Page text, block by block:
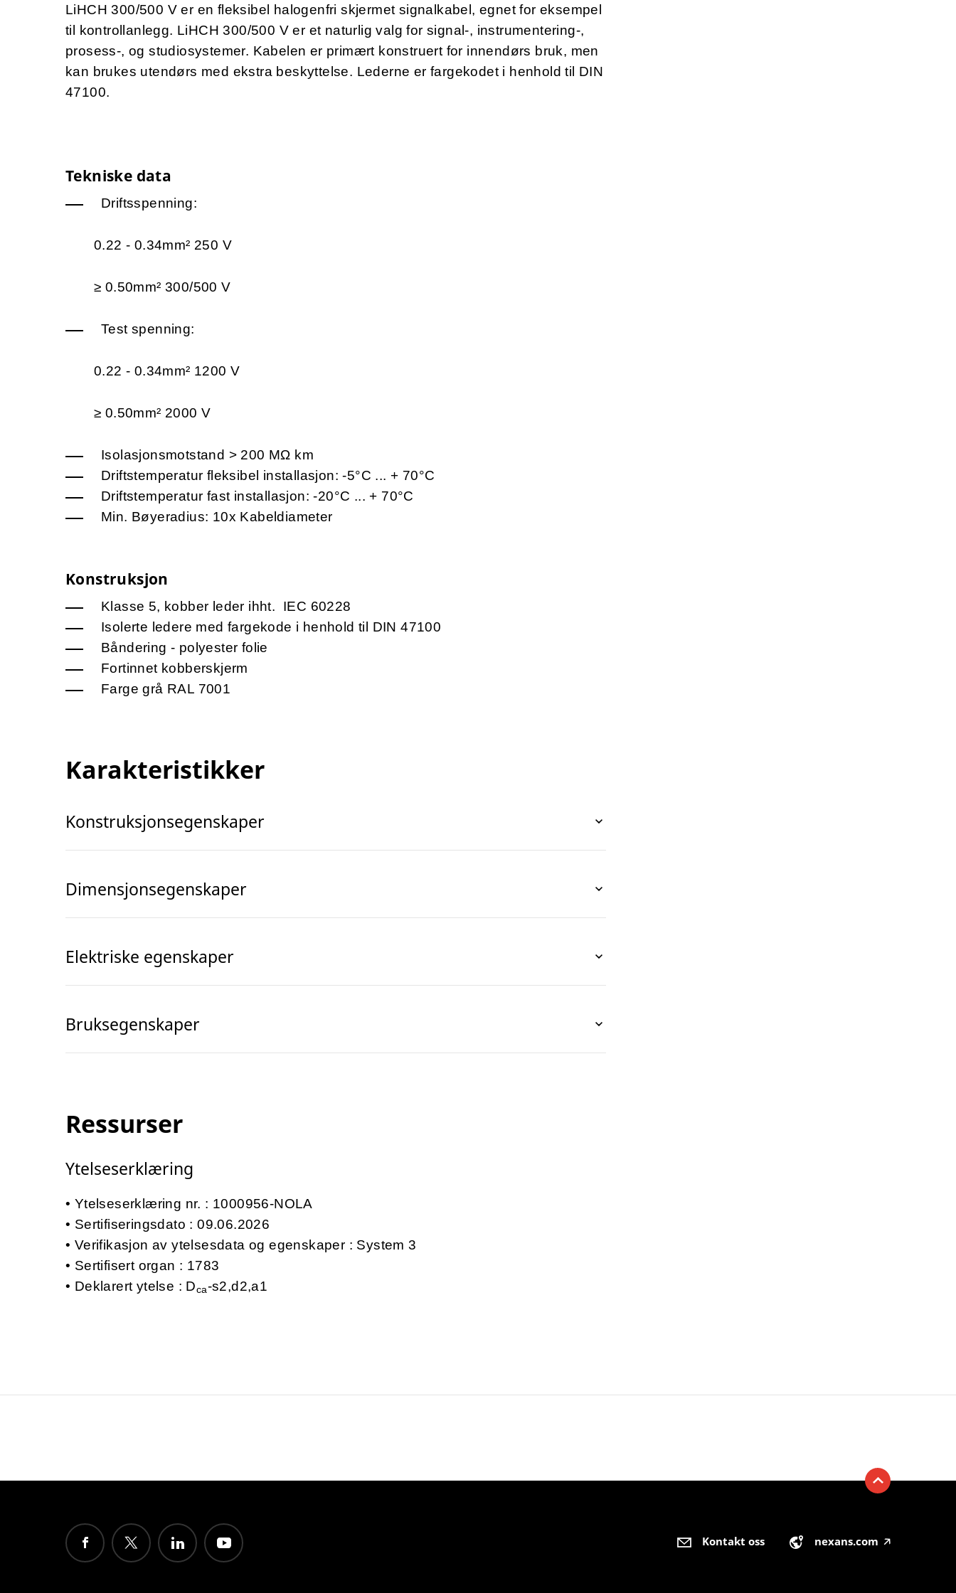
LiHCH 300/500 V er en fleksibel halogenfri skjermet signalkabel, egnet for eksempel
til kontrollanlegg. LiHCH 300/500 V er et naturlig valg for signal-, instrumentering-,
prosess-, og studiosystemer. Kabelen er primært konstruert for innendørs bruk, men
kan brukes utendørs med ekstra beskyttelse. Lederne er fargekodet i henhold til DIN
47100.
Tekniske data
Driftsspenning:
0.22 - 0.34mm² 250 V
≥ 0.50mm² 300/500 V
Test spenning:
0.22 - 0.34mm² 1200 V
≥ 0.50mm² 2000 V
Isolasjonsmotstand > 200 MΩ km
Driftstemperatur fleksibel installasjon: -5°C ... + 70°C
Driftstemperatur fast installasjon: -20°C ... + 70°C
Min. Bøyeradius: 10x Kabeldiameter
Konstruksjon
Klasse 5, kobber leder ihht. IEC 60228
Isolerte ledere med fargekode i henhold til DIN 47100
Båndering - polyester folie
Fortinnet kobberskjerm
Farge grå RAL 7001
Karakteristikker
Konstruksjonsegenskaper
Dimensjonsegenskaper
Elektriske egenskaper
Bruksegenskaper
Ressurser
Ytelseserklæring
Ytelseserklæring nr. : 1000956-NOLA
Sertifiseringsdato : 09.06.2026
Verifikasjon av ytelsesdata og egenskaper : System 3
Sertifisert organ : 1783
Deklarert ytelse : Dca-s2,d2,a1
Kontakt oss nexans.com 🡥